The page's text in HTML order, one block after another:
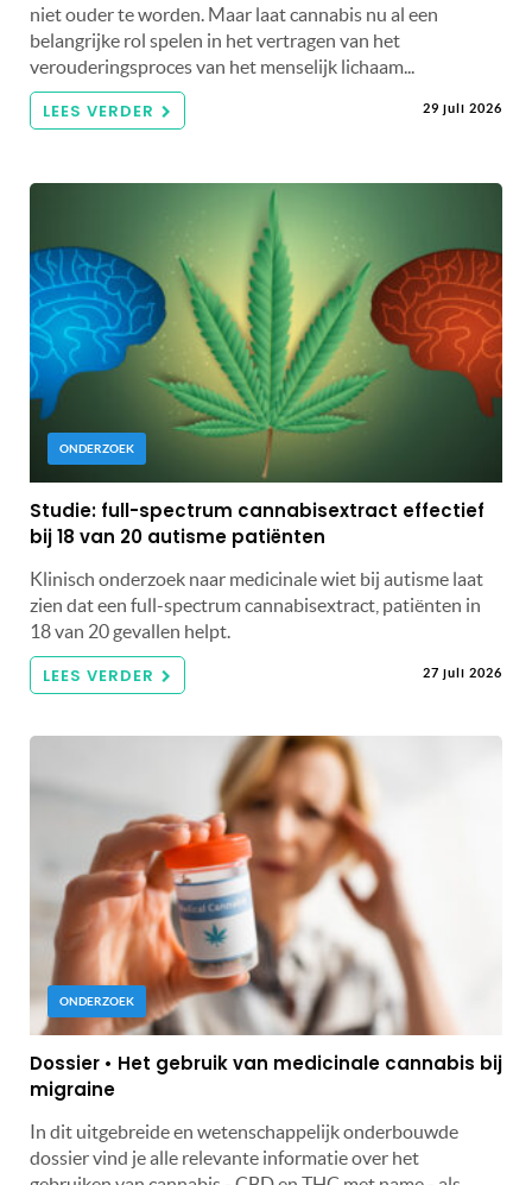
niet ouder te worden. Maar laat cannabis nu al een
belangrijke rol spelen in het vertragen van het
verouderingsproces van het menselijk lichaam...
LEES VERDER 29 juli 2026
ONDERZOEK
Studie: full-spectrum cannabisextract effectief
bij 18 van 20 autisme patiënten
Klinisch onderzoek naar medicinale wiet bij autisme laat
zien dat een full-spectrum cannabisextract, patiënten in
18 van 20 gevallen helpt.
LEES VERDER 27 juli 2026
ONDERZOEK
Dossier • Het gebruik van medicinale cannabis bij
migraine
In dit uitgebreide en wetenschappelijk onderbouwde
dossier vind je alle relevante informatie over het